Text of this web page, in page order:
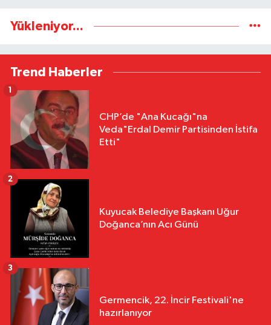
Yükleniyor...
Trend Haberler
CHP’de "Ana Kucağı"na
Veda"Erdal Demir Partisinden İstifa
Etti"
1
Kuyucak Belediye Başkanı Uğur
Doğanca’nın Acı Günü
2
Germencik, 22. İncir Festivali'ne
hazırlanıyor
3